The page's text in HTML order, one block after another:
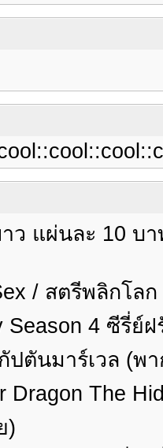
ว แผ่นละ 10 บ
/ สตรีพลิกโล
Season 4 ซีรี่ย์
ปตันมาร์เวล (พ
Dragon The
)